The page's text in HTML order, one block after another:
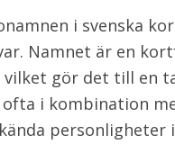
i svenska
Namnet är en
vilket gör det till en
i kombination
personligheter